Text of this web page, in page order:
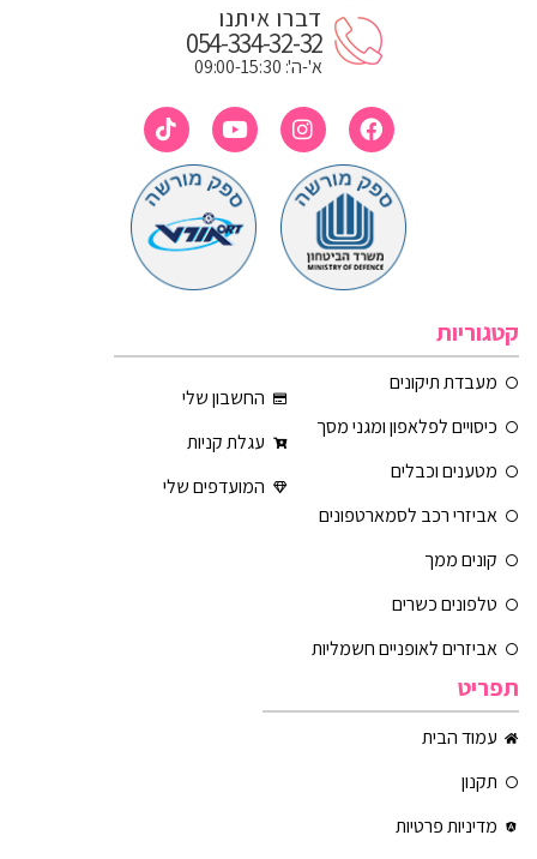
דברו איתנו
054-334-32-32
א'-ה': 09:00-15:30
קטגוריות
מעבדת תיקונים
כיסויים לפלאפון ומגני מסך
מטענים וכבלים
אביזרי רכב לסמארטפונים
קונים ממך
טלפונים כשרים
אביזרים לאופניים חשמליות
החשבון שלי
עגלת קניות
המועדפים שלי
תפריט
עמוד הבית
תקנון
מדיניות פרטיות